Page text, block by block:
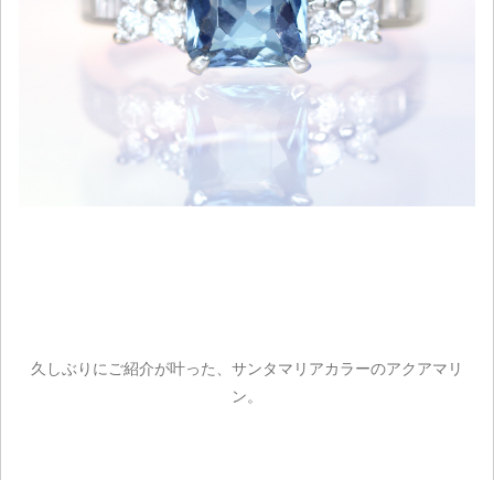
久しぶりにご紹介が叶った、サンタマリアカラーのアクアマリ
ン。